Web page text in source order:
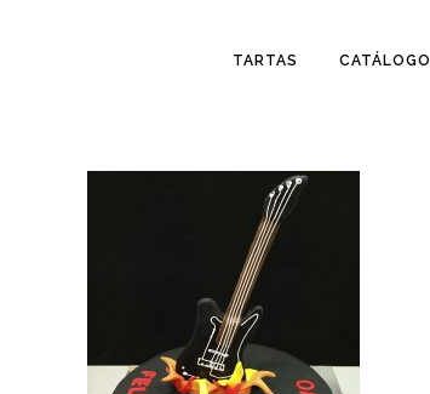
TARTAS CATÁLOGO